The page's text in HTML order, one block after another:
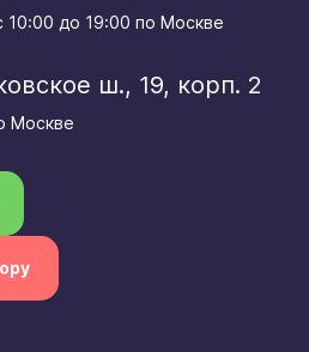
до 19:00 по Москве
ш., 19, корп. 2
Москве